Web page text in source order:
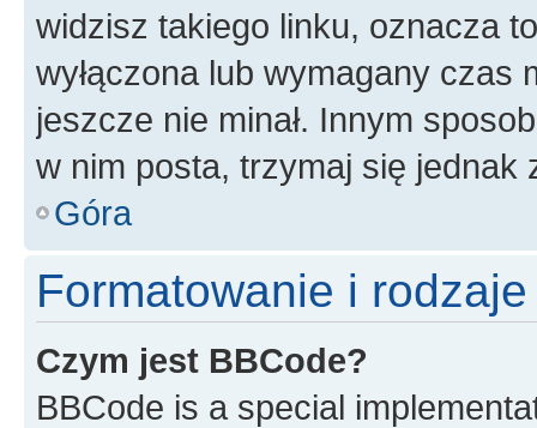
widzisz takiego linku, oznacza
wyłączona lub wymagany czas
jeszcze nie minał. Innym
w nim posta, trzymaj się jednak
Góra
Formatowanie i
Czym jest BBCode?
BBCode is a special